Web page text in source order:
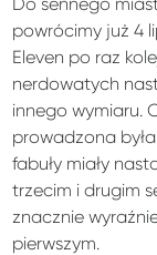
powrócimy już 4
Eleven po raz
nerdowatych
innego wymiaru.
prowadzona
fabuły miały
trzecim i drugim
znacznie
pierwszym.